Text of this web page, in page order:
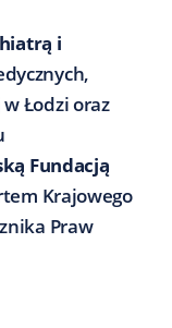
i
Łodzi oraz
Fundacją
Krajowego
Praw